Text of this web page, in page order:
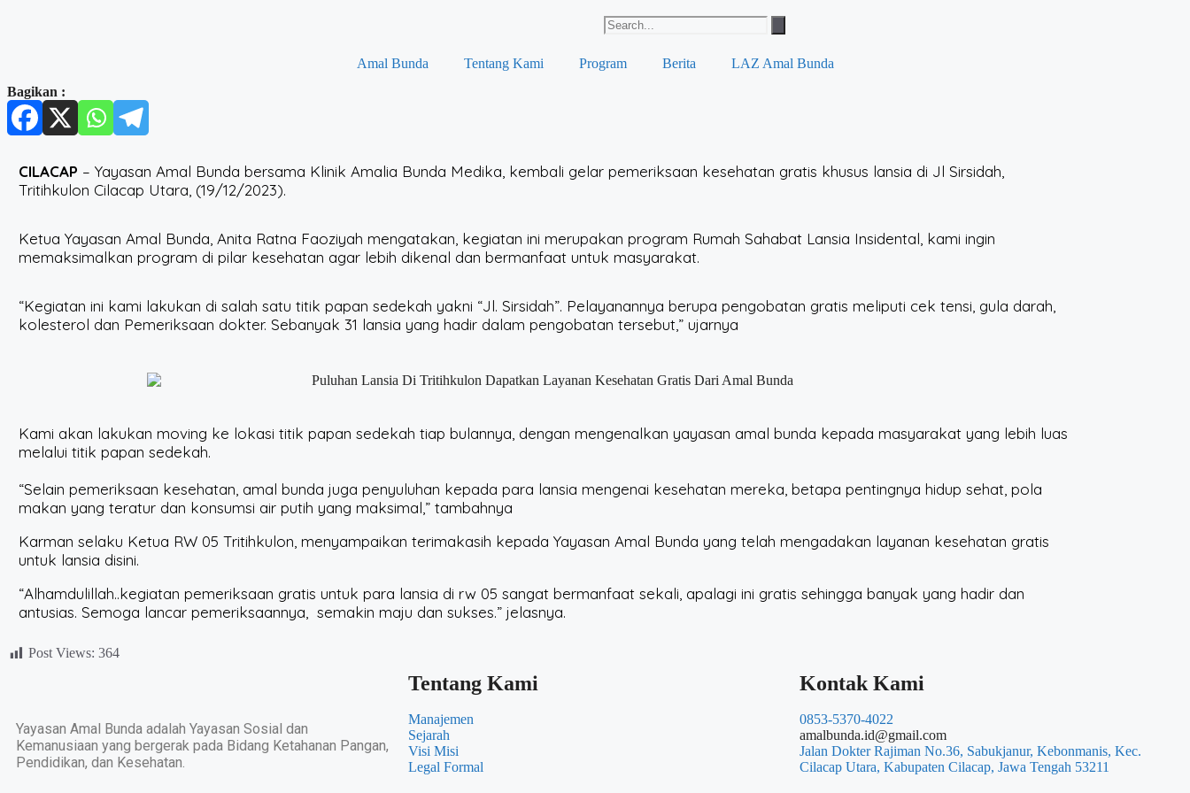
Amal Bunda Tentang Kami Program Berita
LAZ Amal Bunda
Bagikan :
CILACAP – Yayasan Amal Bunda bersama Klinik Amalia Bunda Medika, kembali gelar pemeriksaan kesehatan gratis khusus lansia di Jl Sirsidah,
Tritihkulon Cilacap Utara, (19/12/2023).
Ketua Yayasan Amal Bunda, Anita Ratna Faoziyah mengatakan, kegiatan ini merupakan program Rumah Sahabat Lansia Insidental, kami ingin
memaksimalkan program di pilar kesehatan agar lebih dikenal dan bermanfaat untuk masyarakat.
“Kegiatan ini kami lakukan di salah satu titik papan sedekah yakni “Jl. Sirsidah”. Pelayanannya berupa pengobatan gratis meliputi cek tensi, gula darah,
kolesterol dan Pemeriksaan dokter. Sebanyak 31 lansia yang hadir dalam pengobatan tersebut,” ujarnya
Kami akan lakukan moving ke lokasi titik papan sedekah tiap bulannya, dengan mengenalkan yayasan amal bunda kepada masyarakat yang lebih luas
melalui titik papan sedekah.
“Selain pemeriksaan kesehatan, amal bunda juga penyuluhan kepada para lansia mengenai kesehatan mereka, betapa pentingnya hidup sehat, pola
makan yang teratur dan konsumsi air putih yang maksimal,” tambahnya
Karman selaku Ketua RW 05 Tritihkulon, menyampaikan terimakasih kepada Yayasan Amal Bunda yang telah mengadakan layanan kesehatan gratis
untuk lansia disini.
“Alhamdulillah..kegiatan pemeriksaan gratis untuk para lansia di rw 05 sangat bermanfaat sekali, apalagi ini gratis sehingga banyak yang hadir dan
antusias. Semoga lancar pemeriksaannya, semakin maju dan sukses.” jelasnya.
Post Views: 364
Yayasan Amal Bunda adalah Yayasan Sosial dan
Kemanusiaan yang bergerak pada Bidang Ketahanan Pangan,
Pendidikan, dan Kesehatan.
Tentang Kami
Manajemen
Sejarah
Visi Misi
Legal Formal
Kontak Kami
0853-5370-4022
amalbunda.id@gmail.com
Jalan Dokter Rajiman No.36, Sabukjanur, Kebonmanis, Kec.
Cilacap Utara, Kabupaten Cilacap, Jawa Tengah 53211